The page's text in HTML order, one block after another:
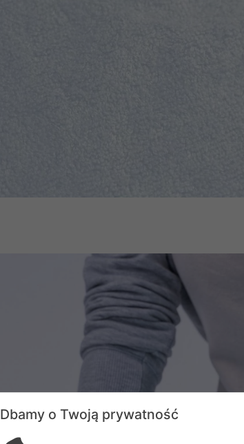
Dbamy o Twoją prywatność